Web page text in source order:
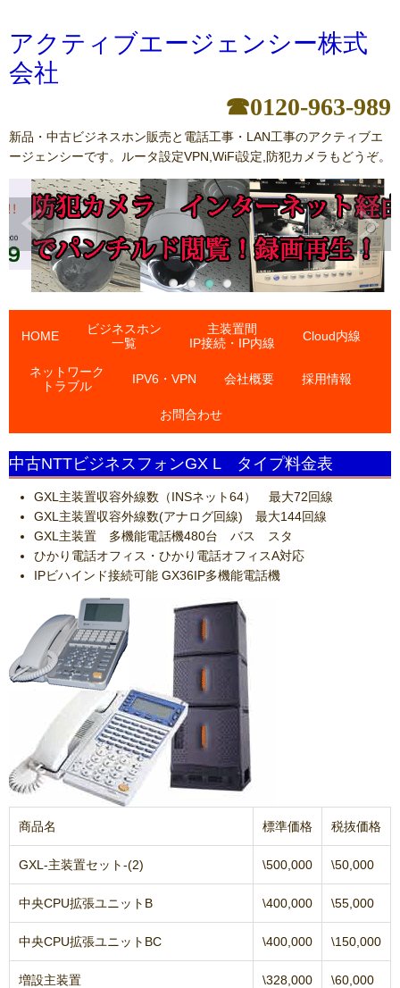
アクティブエージェンシー株式
会社
☎0120-963-989
新品・中古ビジネスホン販売と電話工事・LAN工事のアクティブエ
ージェンシーです。ルータ設定VPN,WiFi設定,防犯カメラもどうぞ。
HOME
ビジネスホン
一覧
主装置間
IP接続・IP内線
Cloud内線
ネットワーク
トラブル
IPV6・VPN 会社概要 採用情報
お問合わせ
中古NTTビジネスフォンGX L タイプ料金表
GXL主装置収容外線数（INSネット64） 最大72回線
GXL主装置収容外線数(アナログ回線) 最大144回線
GXL主装置 多機能電話機480台 バス スタ
ひかり電話オフィス・ひかり電話オフィスA対応
IPビハインド接続可能 GX36IP多機能電話機
商品名 標準価格 税抜価格
GXL-主装置セット-(2) \500,000 \50,000
中央CPU拡張ユニットB \400,000 \55,000
中央CPU拡張ユニットBC \400,000 \150,000
増設主装置 \328,000 \60,000